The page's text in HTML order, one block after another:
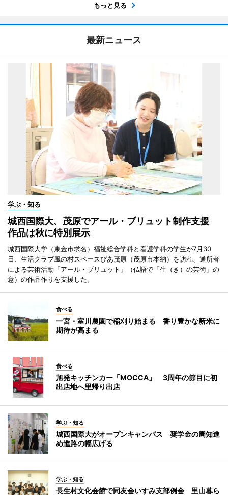
もっと見る
最新ニュース
学ぶ・知る
城西国際大、茂原でアール・ブリュット制作支援
作品は秋に特別展示
城西国際大学（東金市求名）福祉総合学科と看護学科の学生が7月30
日、生活クラブ風の村スペースぴあ茂原（茂原市本納）を訪れ、通所者
による芸術活動「アール・ブリュット」（仏語で「生（き）の芸術」の
意）の作品作りを支援した。
食べる
一宮・室川農園で稲刈り始まる 香り豊かな新米に
期待が高まる
食べる
旭発キッチンカー「MOCCA」 3周年の節目に初
出店地へ里帰り出店
学ぶ・知る
城西国際大がオープンキャンパス 奨学金の周知進
め進路の幅広げる
学ぶ・知る
長生村文化会館で同友会いすみ支部例会 里山暮ら